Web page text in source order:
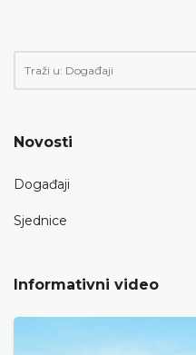
Novosti
Događaji
Sjednice
Informativni video